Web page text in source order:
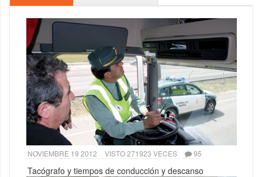
NOVIEMBRE 19 2012 VISTO 271923 VECES 95
Tacógrafo y tiempos de conducción y descanso